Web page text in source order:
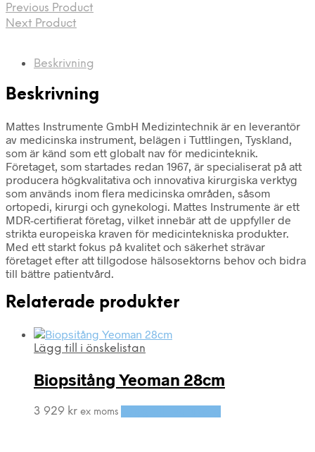
Previous Product
Next Product
Beskrivning
Beskrivning
Mattes Instrumente GmbH Medizintechnik är en leverantör
av medicinska instrument, belägen i Tuttlingen, Tyskland,
som är känd som ett globalt nav för medicinteknik.
Företaget, som startades redan 1967, är specialiserat på att
producera högkvalitativa och innovativa kirurgiska verktyg
som används inom flera medicinska områden, såsom
ortopedi, kirurgi och gynekologi. Mattes Instrumente är ett
MDR-certifierat företag, vilket innebär att de uppfyller de
strikta europeiska kraven för medicintekniska produkter.
Med ett starkt fokus på kvalitet och säkerhet strävar
företaget efter att tillgodose hälsosektorns behov och bidra
till bättre patientvård.
Relaterade produkter
Lägg till i önskelistan
Biopsitång Yeoman 28cm
3 929 kr ex moms